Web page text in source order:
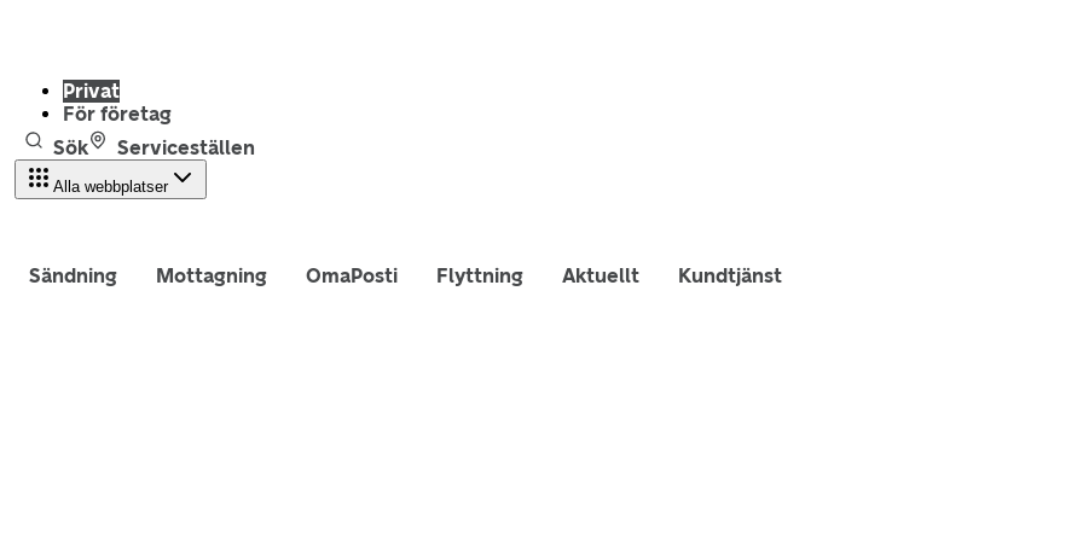
Privat
För företag
Sök
Serviceställen
Alla webbplatser
Sändning Mottagning OmaPosti Flyttning Aktuellt Kundtjänst